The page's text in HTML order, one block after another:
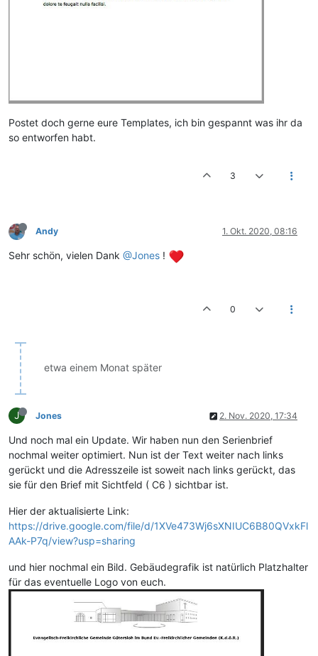
Postet doch gerne eure Templates, ich bin gespannt was ihr da
so entworfen habt.
3
Andy 1. Okt. 2020, 08:16
Sehr schön, vielen Dank @Jones !
0
etwa einem Monat später
J Jones 2. Nov. 2020, 17:34
Und noch mal ein Update. Wir haben nun den Serienbrief
nochmal weiter optimiert. Nun ist der Text weiter nach links
gerückt und die Adresszeile ist soweit nach links gerückt, das
sie für den Brief mit Sichtfeld ( C6 ) sichtbar ist.
Hier der aktualisierte Link:
https://drive.google.com/file/d/1XVe473Wj6sXNIUC6B80QVxkFl
AAk-P7q/view?usp=sharing
und hier nochmal ein Bild. Gebäudegrafik ist natürlich Platzhalter
für das eventuelle Logo von euch.